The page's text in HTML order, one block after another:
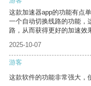
这款加速器app的功能有点
一个自动切换线路的功能，
路，从而获得更好的加速效
2025-10-07
游客
这款软件的功能非常强大，